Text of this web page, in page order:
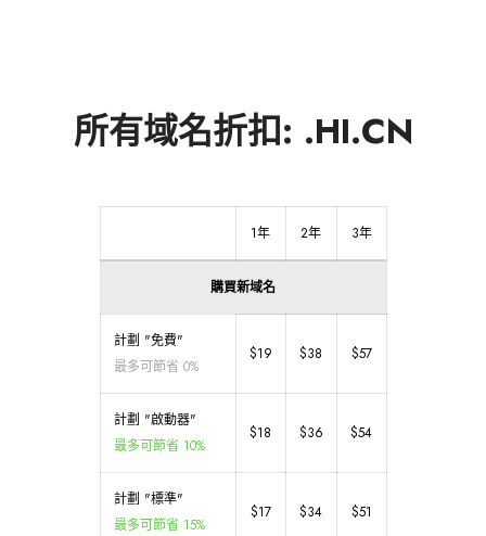
所有域名折扣: .HI.CN
1年 2年 3年
購買新域名
計劃 "免費"
最多可節省 0%
$19 $38 $57
計劃 "啟動器"
最多可節省 10%
$18 $36 $54
計劃 "標準"
最多可節省 15%
$17 $34 $51